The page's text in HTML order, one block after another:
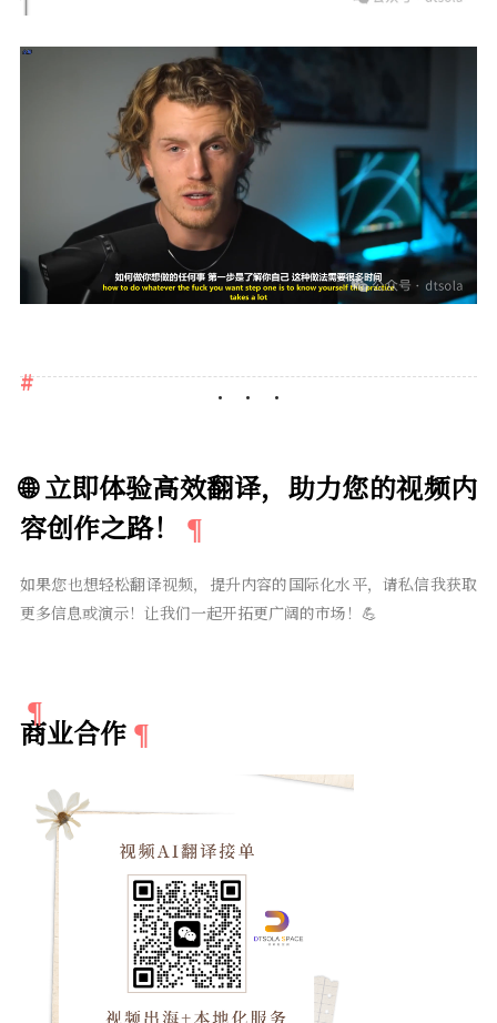
🌐 立即体验高效翻译，助力您的视频内
容创作之路！
如果您也想轻松翻译视频，提升内容的国际化水平，请私信我获取
更多信息或演示！让我们一起开拓更广阔的市场！💪
商业合作